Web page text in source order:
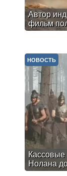
Автор
фильм
Нолана
НОВОСТЬ